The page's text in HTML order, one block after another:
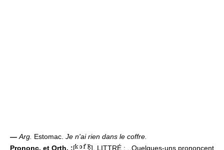
— Arg. Estomac. Je n'ai rien dans le coffre.
Prononc. et Orth. :[
]. LITTRÉ : ,,Quelques-uns prononcent